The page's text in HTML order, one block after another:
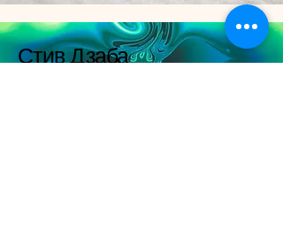
Стив Дзаба